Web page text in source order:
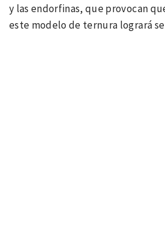
y las endorfinas, que provocan
este modelo de ternura logrará